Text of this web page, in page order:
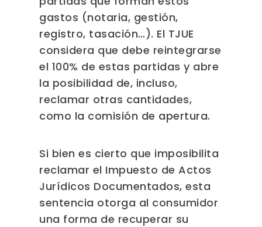
gastos (notaria, gestión,
registro, tasación…). El TJUE
considera que debe reintegrarse
el 100% de estas partidas y abre
la posibilidad de, incluso,
reclamar otras cantidades,
como la comisión de apertura.
Si bien es cierto que imposibilita
reclamar el Impuesto de Actos
Jurídicos Documentados, esta
sentencia otorga al consumidor
una forma de recuperar su